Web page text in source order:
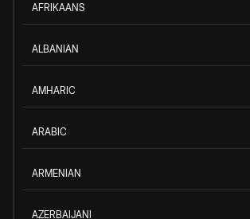
AFRIKAANS
ALBANIAN
AMHARIC
ARABIC
ARMENIAN
AZERBAIJANI